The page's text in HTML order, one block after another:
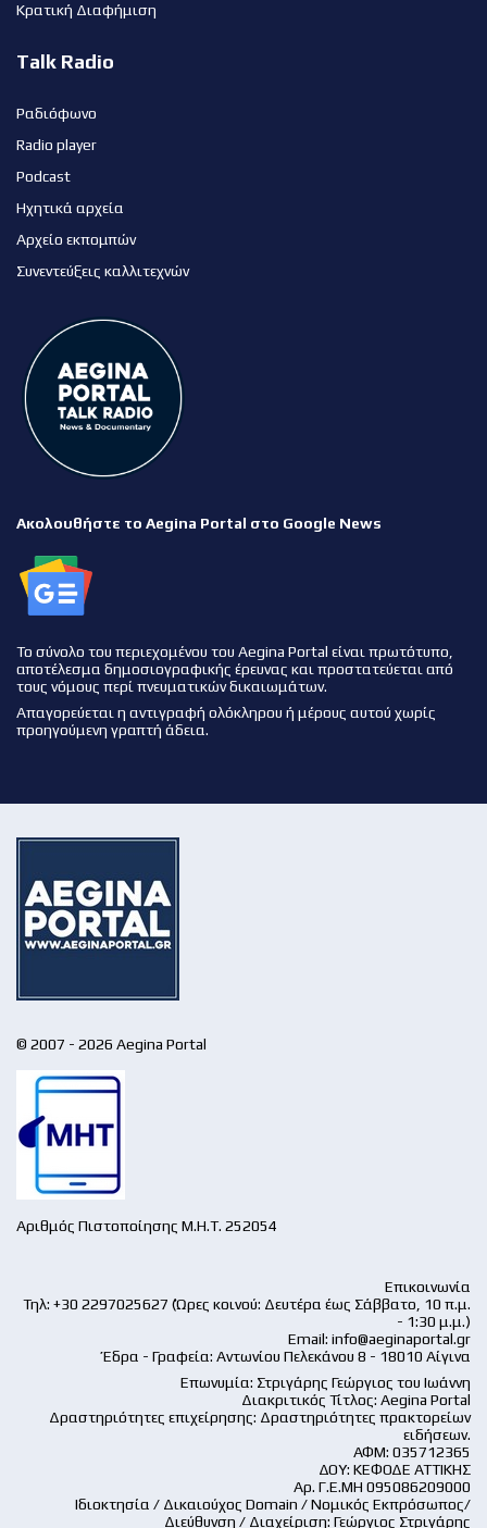
Κρατική Διαφήμιση
Talk Radio
Ραδιόφωνο
Radio player
Podcast
Ηχητικά αρχεία
Αρχείο εκπομπών
Συνεντεύξεις καλλιτεχνών
Ακολουθήστε το Aegina Portal στο Google News
Το σύνολο του περιεχομένου του Aegina Portal είναι πρωτότυπο,
αποτέλεσμα δημοσιογραφικής έρευνας και προστατεύεται από
τους νόμους περί πνευματικών δικαιωμάτων.
Απαγορεύεται η αντιγραφή ολόκληρου ή μέρους αυτού χωρίς
προηγούμενη γραπτή άδεια.
© 2007 - 2026 Aegina Portal
Αριθμός Πιστοποίησης Μ.Η.Τ. 252054
Επικοινωνία
Τηλ: +30 2297025627 (Ώρες κοινού: Δευτέρα έως Σάββατο, 10 π.μ.
- 1:30 μ.μ.)
Email: info@aeginaportal.gr
Έδρα - Γραφεία: Αντωνίου Πελεκάνου 8 - 18010 Αίγινα
Επωνυμία: Στριγάρης Γεώργιος του Ιωάννη
Διακριτικός Τίτλος: Aegina Portal
Δραστηριότητες επιχείρησης: Δραστηριότητες πρακτορείων
ειδήσεων.
ΑΦΜ: 035712365
ΔΟΥ: ΚΕΦΟΔΕ ΑΤΤΙΚΗΣ
Αρ. Γ.Ε.ΜΗ 095086209000
Ιδιοκτησία / Δικαιούχος Domain / Νομικός Εκπρόσωπος/
Διεύθυνση / Διαχείριση: Γεώργιος Στριγάρης